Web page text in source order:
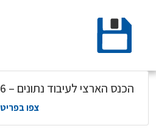
content
הכנס הארצי לעיבוד נתונים – 1976 – קובץ ההרצאות
צפו בפריט